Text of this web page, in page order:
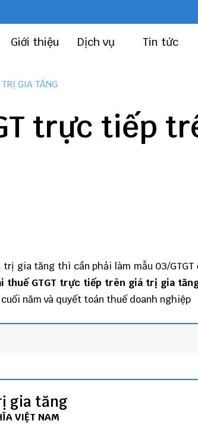
Giới thiệu Dịch vụ Tin tức
GIA TĂNG
trực tiếp
gia tăng thì cần phải làm mẫu 03/
thuế GTGT trực tiếp trên giá trị gia
năm và quyết toán thuế doanh nghiệp
gia tăng
VIỆT NAM